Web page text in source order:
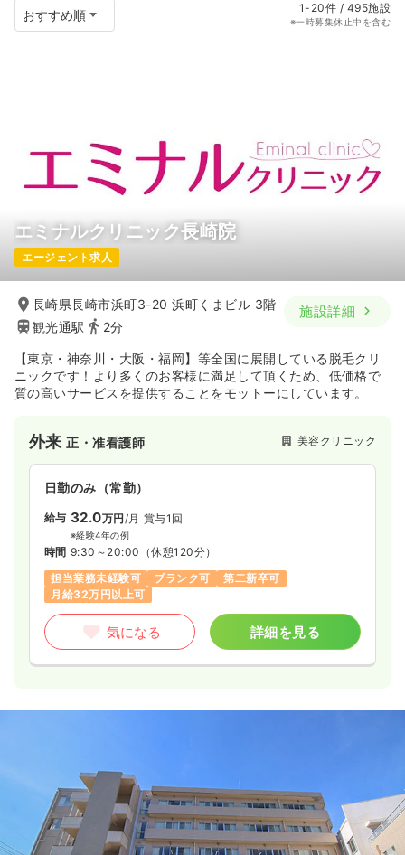
1-20件 / 495施設
※一時募集休止中を含む
エミナルクリニック長崎院
エージェント求人
長崎県長崎市浜町3-20 浜町くまビル 3階
観光通駅
2分
施設詳細
【東京・神奈川・大阪・福岡】等全国に展開している脱毛クリ
ニックです！より多くのお客様に満足して頂くため、低価格で
質の高いサービスを提供することをモットーにしています。
外来正・准看護師 美容クリニック
日勤のみ（常勤）
給与 32.0万円 /月 賞与1回
※経験4年の例
時間 9:30～20:00 （休憩120分）
担当業務未経験可
ブランク可
第二新卒可
月給32万円以上可
気になる 詳細を見る